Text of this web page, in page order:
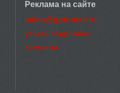
Реклама на сайте
sales@gotomall.ru
узнать подробнее
контакты